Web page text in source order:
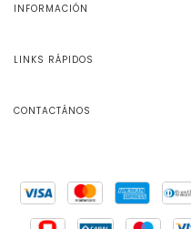
INFORMACIÓN
LINKS RÁPIDOS
CONTACTÁNOS